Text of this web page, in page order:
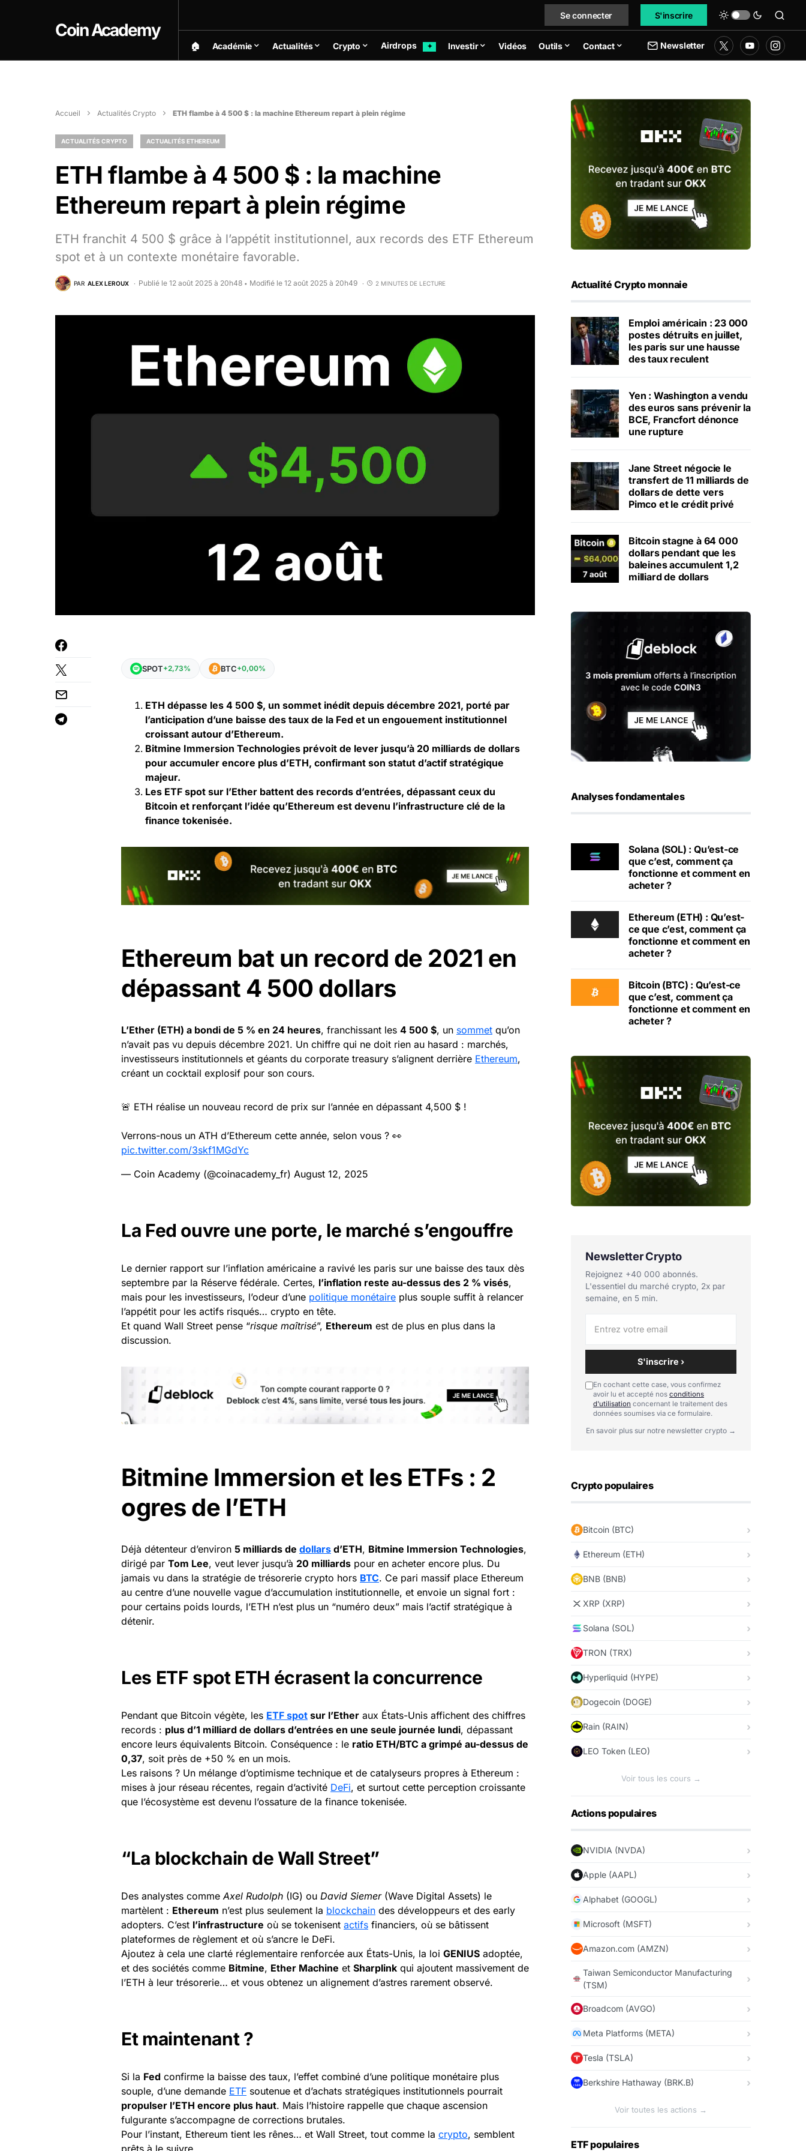
Coin Academy
Se connecter S'inscrire
🏠︎ Académie Actualités Crypto Airdrops ✦ Investir Vidéos Outils Contact Newsletter
Accueil Actualités Crypto ETH flambe à 4 500 $ : la machine Ethereum repart à plein régime
ACTUALITÉS CRYPTO ACTUALITÉS ETHEREUM
ETH flambe à 4 500 $ : la machine
Ethereum repart à plein régime
ETH franchit 4 500 $ grâce à l’appétit institutionnel, aux records des ETF Ethereum
spot et à un contexte monétaire favorable.
PAR ALEX LEROUX Publié le 12 août 2025 à 20h48 • Modifié le 12 août 2025 à 20h49 2 MINUTES DE LECTURE
SPOT+2,73% BTC+0,00%
ETH dépasse les 4 500 $, un sommet inédit depuis décembre 2021, porté par
l’anticipation d’une baisse des taux de la Fed et un engouement institutionnel
croissant autour d’Ethereum.
Bitmine Immersion Technologies prévoit de lever jusqu’à 20 milliards de dollars
pour accumuler encore plus d’ETH, confirmant son statut d’actif stratégique
majeur.
Les ETF spot sur l’Ether battent des records d’entrées, dépassant ceux du
Bitcoin et renforçant l’idée qu’Ethereum est devenu l’infrastructure clé de la
finance tokenisée.
Ethereum bat un record de 2021 en
dépassant 4 500 dollars
L’Ether (ETH) a bondi de 5 % en 24 heures, franchissant les 4 500 $, un sommet qu’on
n’avait pas vu depuis décembre 2021. Un chiffre qui ne doit rien au hasard : marchés,
investisseurs institutionnels et géants du corporate treasury s’alignent derrière Ethereum,
créant un cocktail explosif pour son cours.
🚨 ETH réalise un nouveau record de prix sur l’année en dépassant 4,500 $ !
Verrons-nous un ATH d’Ethereum cette année, selon vous ? 👀
pic.twitter.com/3skf1MGdYc
— Coin Academy (@coinacademy_fr) August 12, 2025
La Fed ouvre une porte, le marché s’engouffre
Le dernier rapport sur l’inflation américaine a ravivé les paris sur une baisse des taux dès
septembre par la Réserve fédérale. Certes, l’inflation reste au-dessus des 2 % visés,
mais pour les investisseurs, l’odeur d’une politique monétaire plus souple suffit à relancer
l’appétit pour les actifs risqués… crypto en tête.
Et quand Wall Street pense “risque maîtrisé”, Ethereum est de plus en plus dans la
discussion.
Bitmine Immersion et les ETFs : 2
ogres de l’ETH
Déjà détenteur d’environ 5 milliards de dollars d’ETH, Bitmine Immersion Technologies,
dirigé par Tom Lee, veut lever jusqu’à 20 milliards pour en acheter encore plus. Du
jamais vu dans la stratégie de trésorerie crypto hors BTC. Ce pari massif place Ethereum
au centre d’une nouvelle vague d’accumulation institutionnelle, et envoie un signal fort :
pour certains poids lourds, l’ETH n’est plus un “numéro deux” mais l’actif stratégique à
détenir.
Les ETF spot ETH écrasent la concurrence
Pendant que Bitcoin végète, les ETF spot sur l’Ether aux États-Unis affichent des chiffres
records : plus d’1 milliard de dollars d’entrées en une seule journée lundi, dépassant
encore leurs équivalents Bitcoin. Conséquence : le ratio ETH/BTC a grimpé au-dessus de
0,37, soit près de +50 % en un mois.
Les raisons ? Un mélange d’optimisme technique et de catalyseurs propres à Ethereum :
mises à jour réseau récentes, regain d’activité DeFi, et surtout cette perception croissante
que l’écosystème est devenu l’ossature de la finance tokenisée.
“La blockchain de Wall Street”
Des analystes commeAxel Rudolph (IG) ou David Siemer(Wave Digital Assets) le
martèlent : Ethereum n’est plus seulement la blockchain des développeurs et des early
adopters. C’est l’infrastructure où se tokenisent actifs financiers, où se bâtissent
plateformes de règlement et où s’ancre le DeFi.
Ajoutez à cela une clarté réglementaire renforcée aux États-Unis, la loi GENIUS adoptée,
et des sociétés comme Bitmine, Ether Machine et Sharplink qui ajoutent massivement de
l’ETH à leur trésorerie… et vous obtenez un alignement d’astres rarement observé.
Et maintenant ?
Si la Fed confirme la baisse des taux, l’effet combiné d’une politique monétaire plus
souple, d’une demande ETF soutenue et d’achats stratégiques institutionnels pourrait
propulser l’ETH encore plus haut. Mais l’histoire rappelle que chaque ascension
fulgurante s’accompagne de corrections brutales.
Pour l’instant, Ethereum tient les rênes… et Wall Street, tout comme la crypto, semblent
prêts à le suivre.
Actualité Crypto monnaie
Emploi américain : 23 000
postes détruits en juillet,
les paris sur une hausse
des taux reculent
Yen : Washington a vendu
des euros sans prévenir la
BCE, Francfort dénonce
une rupture
Jane Street négocie le
transfert de 11 milliards de
dollars de dette vers
Pimco et le crédit privé
Bitcoin stagne à 64 000
dollars pendant que les
baleines accumulent 1,2
milliard de dollars
Analyses fondamentales
Solana (SOL) : Qu’est-ce
que c’est, comment ça
fonctionne et comment en
acheter ?
Ethereum (ETH) : Qu’est-
ce que c’est, comment ça
fonctionne et comment en
acheter ?
Bitcoin (BTC) : Qu’est-ce
que c’est, comment ça
fonctionne et comment en
acheter ?
Newsletter Crypto
Rejoignez +40 000 abonnés.
L'essentiel du marché crypto, 2x par
semaine, en 5 min.
S'inscrire ›
En cochant cette case, vous confirmez
avoir lu et accepté nos conditions
d'utilisation concernant le traitement des
données soumises via ce formulaire.
En savoir plus sur notre newsletter crypto →
Crypto populaires
Bitcoin (BTC)
Ethereum (ETH)
BNB (BNB)
XRP (XRP)
Solana (SOL)
TRON (TRX)
Hyperliquid (HYPE)
Dogecoin (DOGE)
Rain (RAIN)
LEO Token (LEO)
Voir tous les cours →
Actions populaires
NVIDIA (NVDA)
Apple (AAPL)
Alphabet (GOOGL)
Microsoft (MSFT)
Amazon.com (AMZN)
Taiwan Semiconductor Manufacturing
(TSM)
Broadcom (AVGO)
Meta Platforms (META)
Tesla (TSLA)
Berkshire Hathaway (BRK.B)
Voir toutes les actions →
ETF populaires